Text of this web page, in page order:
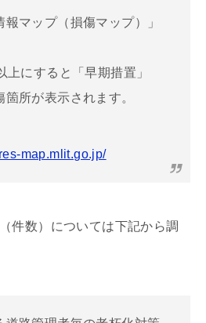
報マップ（損傷マップ）」
にすると「早期措置」
箇所が表示されます。
map.mlit.go.jp/
件数）については下記から調